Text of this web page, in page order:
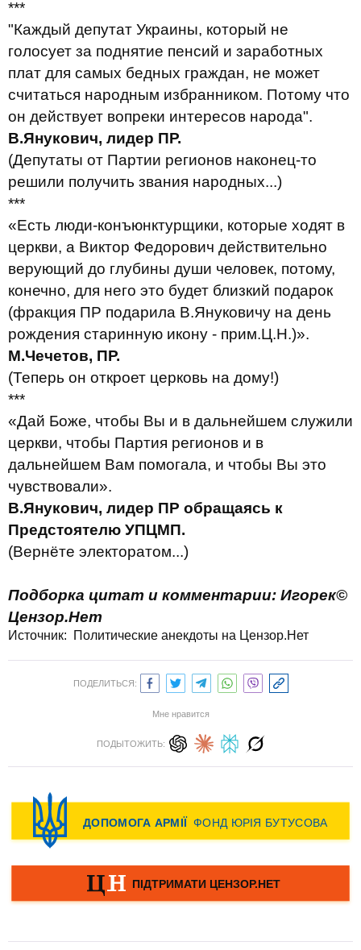
***
"Каждый депутат Украины, который не
голосует за поднятие пенсий и заработных
плат для самых бедных граждан, не может
считаться народным избранником. Потому что
он действует вопреки интересов народа".
В.Янукович, лидер ПР.
(Депутаты от Партии регионов наконец-то
решили получить звания народных...)
***
«Есть люди-конъюнктурщики, которые ходят в
церкви, а Виктор Федорович действительно
верующий до глубины души человек, потому,
конечно, для него это будет близкий подарок
(фракция ПР подарила В.Януковичу на день
рождения старинную икону - прим.Ц.Н.)».
М.Чечетов, ПР.
(Теперь он откроет церковь на дому!)
***
«Дай Боже, чтобы Вы и в дальнейшем служили
церкви, чтобы Партия регионов и в
дальнейшем Вам помогала, и чтобы Вы это
чувствовали».
В.Янукович, лидер ПР обращаясь к
Предстоятелю УПЦМП.
(Вернёте электоратом...)
Подборка цитат и комментарии: Игорек©
Цензор.Нет
Источник: Политические анекдоты на Цензор.Нет
ПОДЕЛИТЬСЯ:
Мне нравится
ПОДЫТОЖИТЬ: